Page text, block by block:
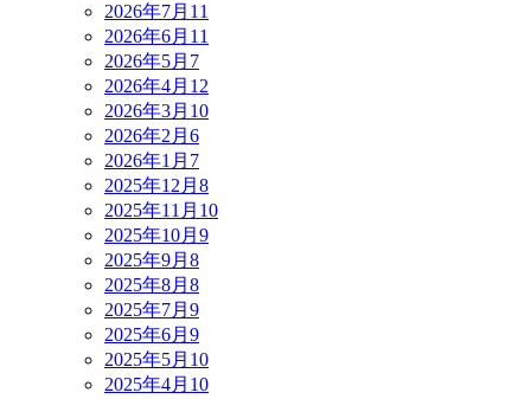
2026年7月 11
2026年6月 11
2026年5月 7
2026年4月 12
2026年3月 10
2026年2月 6
2026年1月 7
2025年12月 8
2025年11月 10
2025年10月 9
2025年9月 8
2025年8月 8
2025年7月 9
2025年6月 9
2025年5月 10
2025年4月 10